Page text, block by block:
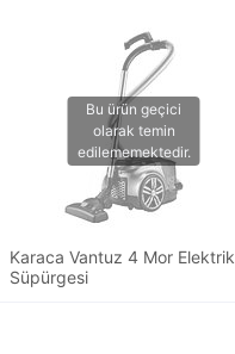
Karaca Vantuz 4 Mor Elektrik
Süpürgesi